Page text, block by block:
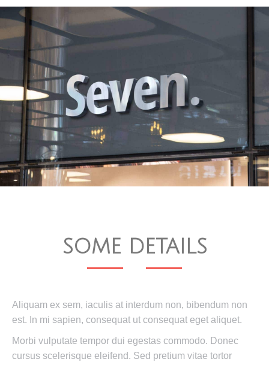
SOME DETAILS
Aliquam ex sem, iaculis at interdum non, bibendum non
est. In mi sapien, consequat ut consequat eget aliquet.
Morbi vulputate tempor dui egestas commodo. Donec
cursus scelerisque eleifend. Sed pretium vitae tortor